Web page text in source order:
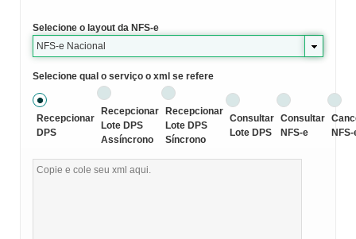
Selecione o layout da NFS-e
NFS-e Nacional
Selecione qual o serviço o xml se refere
Recepcionar
DPS
Recepcionar
Lote DPS
Assíncrono
Recepcionar
Lote DPS
Síncrono
Consultar
Lote DPS
Consultar
NFS-e
NFS-